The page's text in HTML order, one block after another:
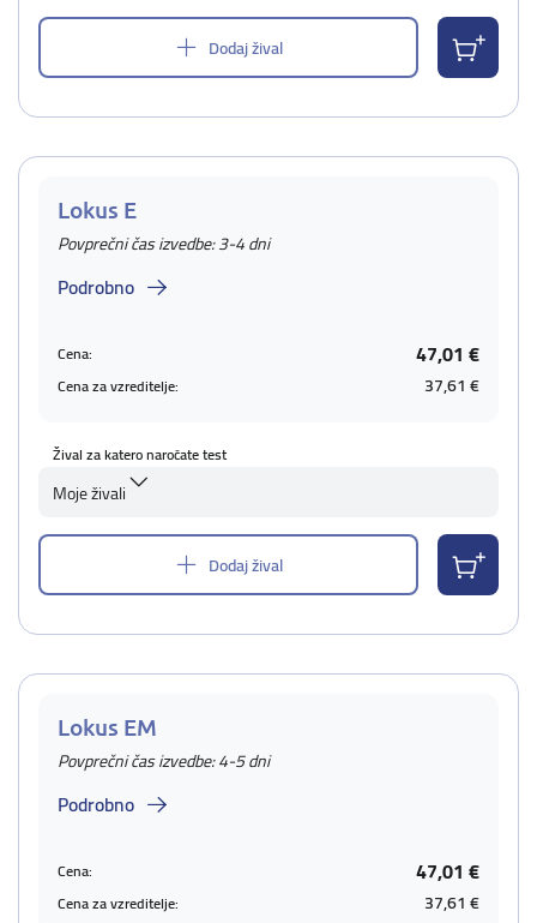
Dodaj žival
Lokus E
Povprečni čas izvedbe: 3-4 dni
Podrobno
Cena: 47,01 €
Cena za vzreditelje: 37,61 €
Žival za katero naročate test
Moje živali
Dodaj žival
Lokus EM
Povprečni čas izvedbe: 4-5 dni
Podrobno
Cena: 47,01 €
Cena za vzreditelje: 37,61 €